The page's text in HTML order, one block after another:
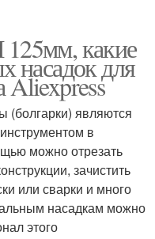
какие
насадок для
являются
в
можно отрезать
зачистить
или сварки и много
насадкам можно
этого